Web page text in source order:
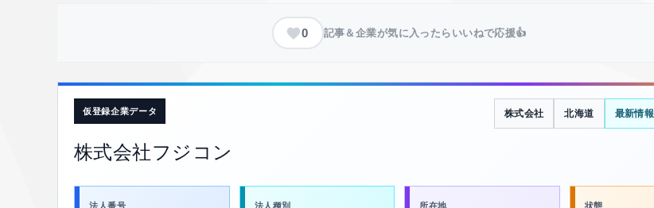
0 記事＆企業が気に入ったらいいねで応援👍
仮登録企業データ
株式会社フジコン
株式会社 北海道 最新情報
法人番号 法人種別 所在地 状態